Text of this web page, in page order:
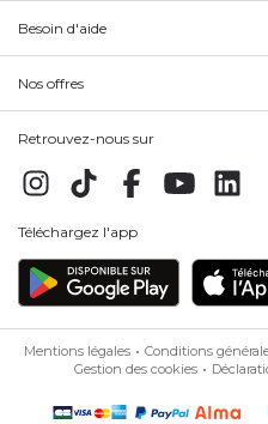
Besoin d'aide
Nos offres
Retrouvez-nous sur
Téléchargez l'app
Mentions légales Conditions
Gestion des cookies